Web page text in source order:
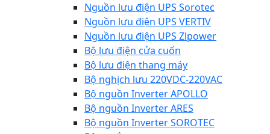
Nguồn lưu điện UPS Sorotec
Nguồn lưu điện UPS VERTIV
Nguồn lưu điện UPS Zlpower
Bộ lưu điện cửa cuốn
Bộ lưu điện thang máy
Bộ nghịch lưu 220VDC-220VAC
Bộ nguồn Inverter APOLLO
Bộ nguồn Inverter ARES
Bộ nguồn Inverter SOROTEC